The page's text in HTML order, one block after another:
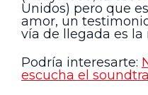
Unidos) pero que
amor, un
vía de llegada es la
Podría interesarte:
escucha el